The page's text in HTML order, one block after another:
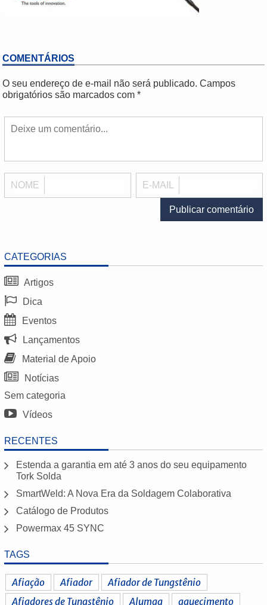
CATEGORIAS
Artigos
Dica
Eventos
Lançamentos
Material de Apoio
Notícias
Sem categoria
Vídeos
RECENTES
Estenda a garantia em até 3 anos do seu equipamento
Tork Solda
SmartWeld: A Nova Era da Soldagem Colaborativa
Catálogo de Produtos
Powermax 45 SYNC
TAGS
Afiação Afiador
Afiador de Tungstênio
Afiadores de Tungstênio
Alumaq aquecimento
COMENTÁRIOS
O seu endereço de e-mail não será publicado. Campos
obrigatórios são marcados com *
NOME E-MAIL